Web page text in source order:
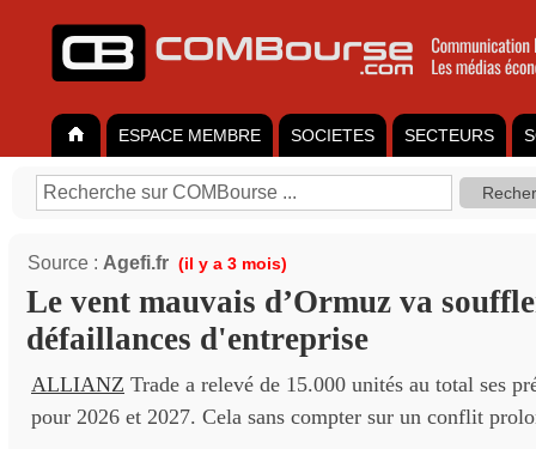
ESPACE MEMBRE SOCIETES SECTEURS
Source : Agefi.fr (il y a 3 mois)
Le vent mauvais d’Ormuz va
défaillances d'entreprise
ALLIANZ Trade a relevé de 15.000 unités au total ses
pour 2026 et 2027. Cela sans compter sur un conflit